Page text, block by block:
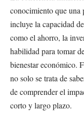
conocimiento que una
incluye la capacidad
como el ahorro, la
habilidad para tomar
bienestar económico.
no solo se trata de
de comprender el
corto y largo plazo.